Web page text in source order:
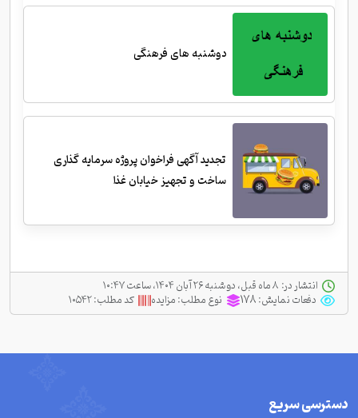
دوشنبه های فرهنگی
تجدید آگهی فراخوان پروژه سرمایه گذاری
ساخت و تجهیز خیابان غذا
انتشار در:
دفعات نمایش:178 نوع مطلب:مزایده کد مطلب:۱۰۵۴۲
دسترسی سریع